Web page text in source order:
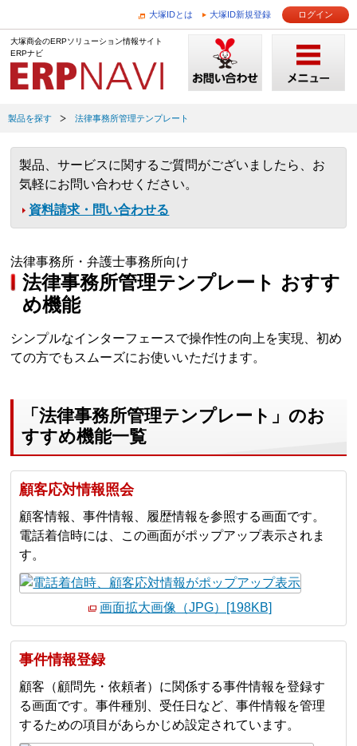
大塚IDとは 大塚ID新規登録 ログイン
大塚商会のERPソリューション情報サイト
ERPナビ
製品を探す 法律事務所管理テンプレート
製品、サービスに関するご質問がございましたら、お
気軽にお問い合わせください。
資料請求・問い合わせる
法律事務所・弁護士事務所向け
法律事務所管理テンプレート おすす
め機能
シンプルなインターフェースで操作性の向上を実現、初め
ての方でもスムーズにお使いいただけます。
「法律事務所管理テンプレート」のお
すすめ機能一覧
顧客応対情報照会
顧客情報、事件情報、履歴情報を参照する画面です。
電話着信時には、この画面がポップアップ表示されま
す。
画面拡大画像（JPG）[198KB]
事件情報登録
顧客（顧問先・依頼者）に関係する事件情報を登録す
る画面です。事件種別、受任日など、事件情報を管理
するための項目があらかじめ設定されています。